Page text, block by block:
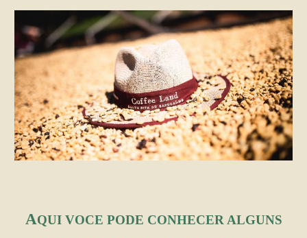
AQUI VOCE PODE CONHECER ALGUNS